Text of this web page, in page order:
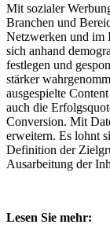
Mit sozialer
Branchen und
Netzwerken und im
sich anhand
festlegen und
stärker
ausgespielte
auch die
Conversion. Mit
erweitern. Es lohnt
Definition der
Ausarbeitung der
Lesen Sie mehr: